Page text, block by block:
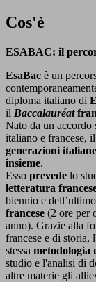
Cos'è
ESABAC: il
EsaBac è un
diploma italiano di
il Baccalauréat
Nato da un accordo
italiano e francese,
generazioni
insieme.
Esso prevede lo
letteratura
biennio e
francese (2 ore per
anno). Grazie alla
francese e di storia,
stessa metodologia
studio e l'analisi di
altre materie gli